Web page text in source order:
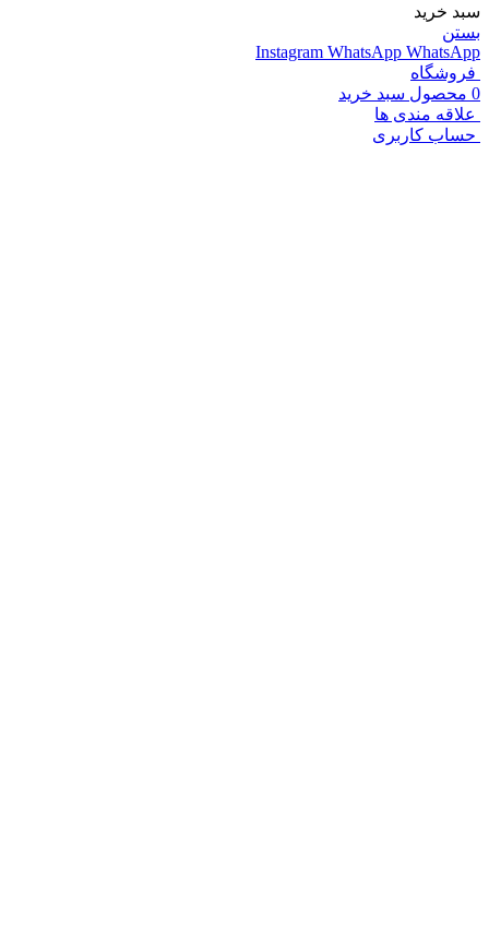
سبد خرید
بستن
Instagram WhatsApp WhatsApp
فروشگاه
0 محصول سبد خرید
علاقه مندی ها
حساب کاربری